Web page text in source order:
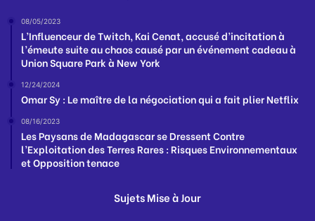
08/05/2023
L’Influenceur de Twitch, Kai Cenat, accusé d’incitation à
l’émeute suite au chaos causé par un événement cadeau à
Union Square Park à New York
12/24/2024
Omar Sy : Le maître de la négociation qui a fait plier Netflix
08/16/2023
Les Paysans de Madagascar se Dressent Contre
l’Exploitation des Terres Rares : Risques Environnementaux
et Opposition tenace
Sujets Mise à Jour